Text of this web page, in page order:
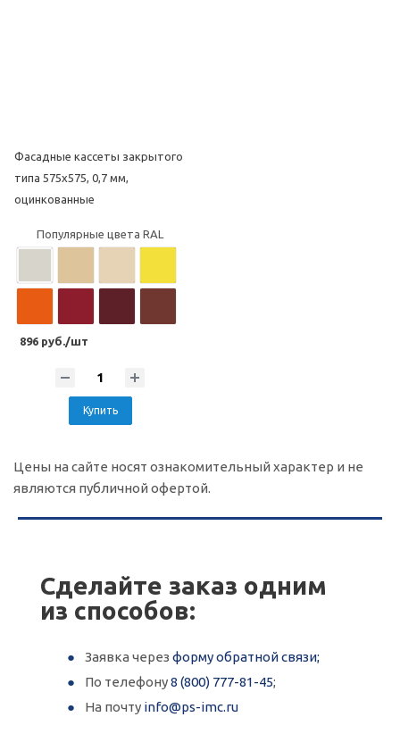
Популярные цвета под камень
Фасадные кассеты закрытого
типа 575х575, 0,7 мм,
оцинкованные
Популярные цвета RAL
Популярные цвета под камень
896 руб./шт
Купить
Цены на сайте носят ознакомительный характер и не
являются публичной офертой.
Сделайте заказ одним
из способов:
Заявка через форму обратной связи;
По телефону8 (800) 777-81-45;
На почту info@ps-imc.ru